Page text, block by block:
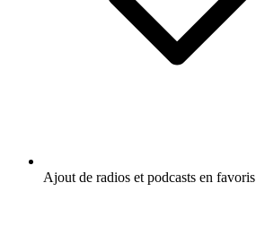
Ajout de radios et podcasts en favoris